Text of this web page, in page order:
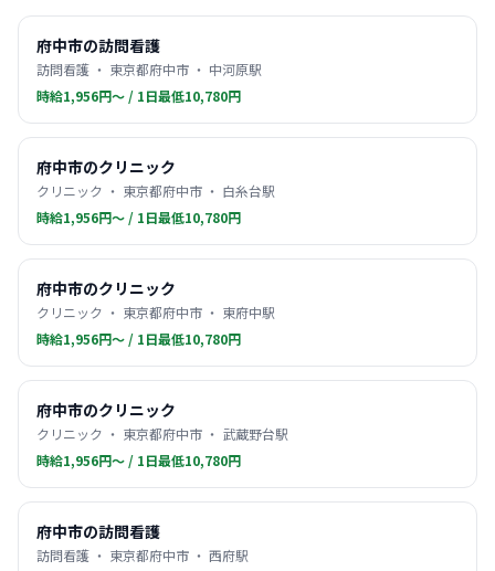
府中市の訪問看護
訪問看護 ・ 東京都府中市 ・ 中河原駅
時給1,956円〜 / 1日最低10,780円
府中市のクリニック
クリニック ・ 東京都府中市 ・ 白糸台駅
時給1,956円〜 / 1日最低10,780円
府中市のクリニック
クリニック ・ 東京都府中市 ・ 東府中駅
時給1,956円〜 / 1日最低10,780円
府中市のクリニック
クリニック ・ 東京都府中市 ・ 武蔵野台駅
時給1,956円〜 / 1日最低10,780円
府中市の訪問看護
訪問看護 ・ 東京都府中市 ・ 西府駅